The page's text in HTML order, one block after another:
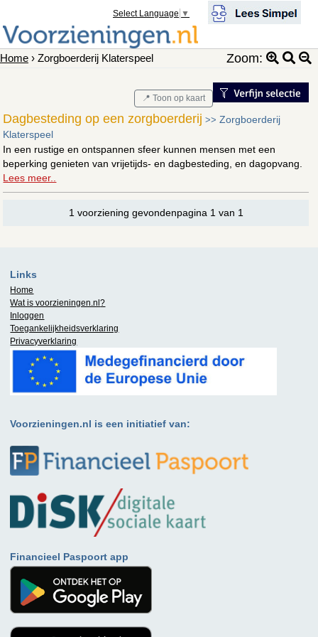
Select Language ▼
Home › Zorgboerderij Klaterspeel Zoom:
📍 Toon op kaart
Dagbesteding op een zorgboerderij >>Zorgboerderij
Klaterspeel
In een rustige en ontspannen sfeer kunnen mensen met een
beperking genieten van vrijetijds- en dagbesteding, en dagopvang.
Lees meer..
1 voorziening gevondenpagina 1 van 1
Links
Home
Wat is voorzieningen.nl?
Inloggen
Toegankelijkheidsverklaring
Privacyverklaring
Voorzieningen.nl is een initiatief van:
Financieel Paspoort app